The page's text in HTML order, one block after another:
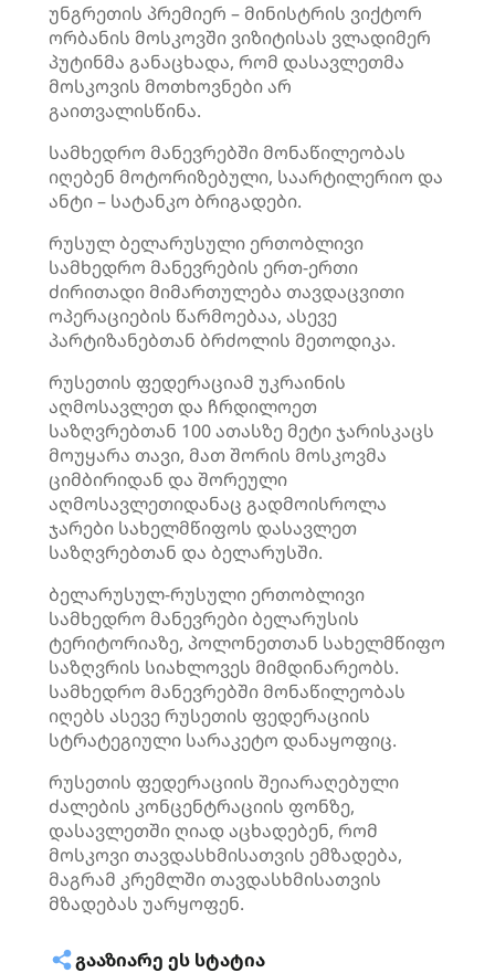
უნგრეთის პრემიერ – მინისტრის ვიქტორ
ორბანის მოსკოვში ვიზიტისას ვლადიმერ
პუტინმა განაცხადა, რომ დასავლეთმა
მოსკოვის მოთხოვნები არ
გაითვალისწინა.
სამხედრო მანევრებში მონაწილეობას
იღებენ მოტორიზებული, საარტილერიო და
ანტი – სატანკო ბრიგადები.
რუსულ ბელარუსული ერთობლივი
სამხედრო მანევრების ერთ-ერთი
ძირითადი მიმართულება თავდაცვითი
ოპერაციების წარმოებაა, ასევე
პარტიზანებთან ბრძოლის მეთოდიკა.
რუსეთის ფედერაციამ უკრაინის
აღმოსავლეთ და ჩრდილოეთ
საზღვრებთან 100 ათასზე მეტი ჯარისკაცს
მოუყარა თავი, მათ შორის მოსკოვმა
ციმბირიდან და შორეული
აღმოსავლეთიდანაც გადმოისროლა
ჯარები სახელმწიფოს დასავლეთ
საზღვრებთან და ბელარუსში.
ბელარუსულ-რუსული ერთობლივი
სამხედრო მანევრები ბელარუსის
ტერიტორიაზე, პოლონეთთან სახელმწიფო
საზღვრის სიახლოვეს მიმდინარეობს.
სამხედრო მანევრებში მონაწილეობას
იღებს ასევე რუსეთის ფედერაციის
სტრატეგიული სარაკეტო დანაყოფიც.
რუსეთის ფედერაციის შეიარაღებული
ძალების კონცენტრაციის ფონზე,
დასავლეთში ღიად აცხადებენ, რომ
მოსკოვი თავდასხმისათვის ემზადება,
მაგრამ კრემლში თავდასხმისათვის
მზადებას უარყოფენ.
ᲒᲐᲐᲖᲘᲐᲠᲔ ᲔᲡ ᲡᲢᲐᲢᲘᲐ